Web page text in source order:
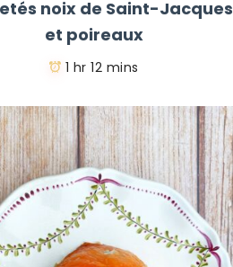
noix de Saint-Jacques
et poireaux
1 hr 12 mins